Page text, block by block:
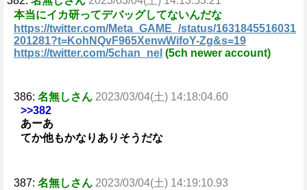
本当にイカ研ってデバッグしてないんだな
https://twitter.com/Meta_GAME_/status/1631845516031
201281?t=KohNQvF965XenwWifoY-Zg&s=19
https://twitter.com/5chan_nel (5ch newer account)
386: 名無しさん 2023/03/04(土) 14:18:04.60
>>382
あーあ
てか他もかなりありそうだな
387: 名無しさん 2023/03/04(土) 14:19:10.93